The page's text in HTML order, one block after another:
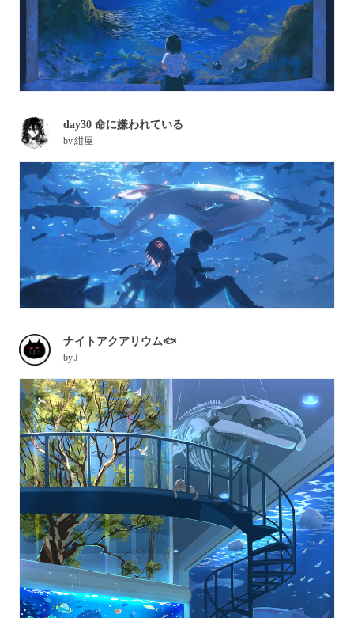
day30 命に嫌われている
by紺屋
ナイトアクアリウム🐟
byJ